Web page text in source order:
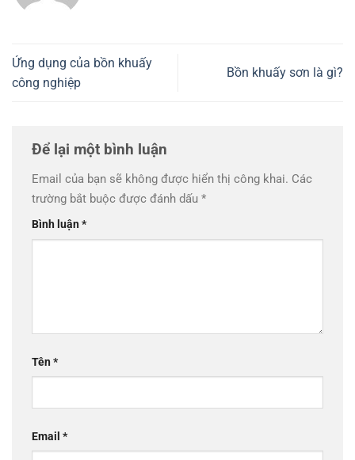
Ứng dụng của bồn khuấy
công nghiệp
Bồn khuấy sơn là gì?
Để lại một bình luận
Email của bạn sẽ không được hiển thị công khai. Các
trường bắt buộc được đánh dấu *
Bình luận*
Tên*
Email *